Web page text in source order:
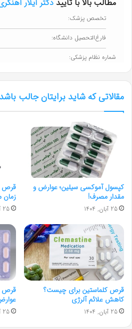
مطالب بالا با تایید دکتر آیلار
تخصص پزشک:
فارغ‌التحصیل دانشگاه:
شماره نظام پزشکی:
مقالاتی که شاید برایتان جالب باشد
کپسول آموکسی‌ سیلین؛ عوارض و
مقدار مصرف!
25 آبان, 1404
قرص
25 آبان, 1404
قرص کلماستین برای چیست؟
کاهش علائم آلرژی
25 آبان, 1404
قرص
25 آبان, 1404